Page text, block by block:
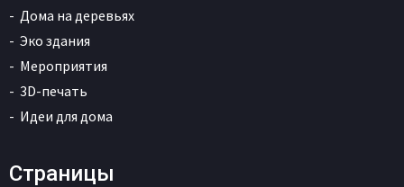
Дома на деревьях
Эко здания
Мероприятия
3D-печать
Идеи для дома
Страницы